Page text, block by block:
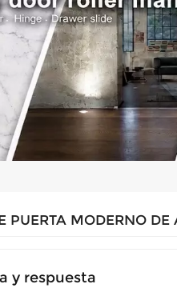
PUERTA MODERNO DE
y respuesta